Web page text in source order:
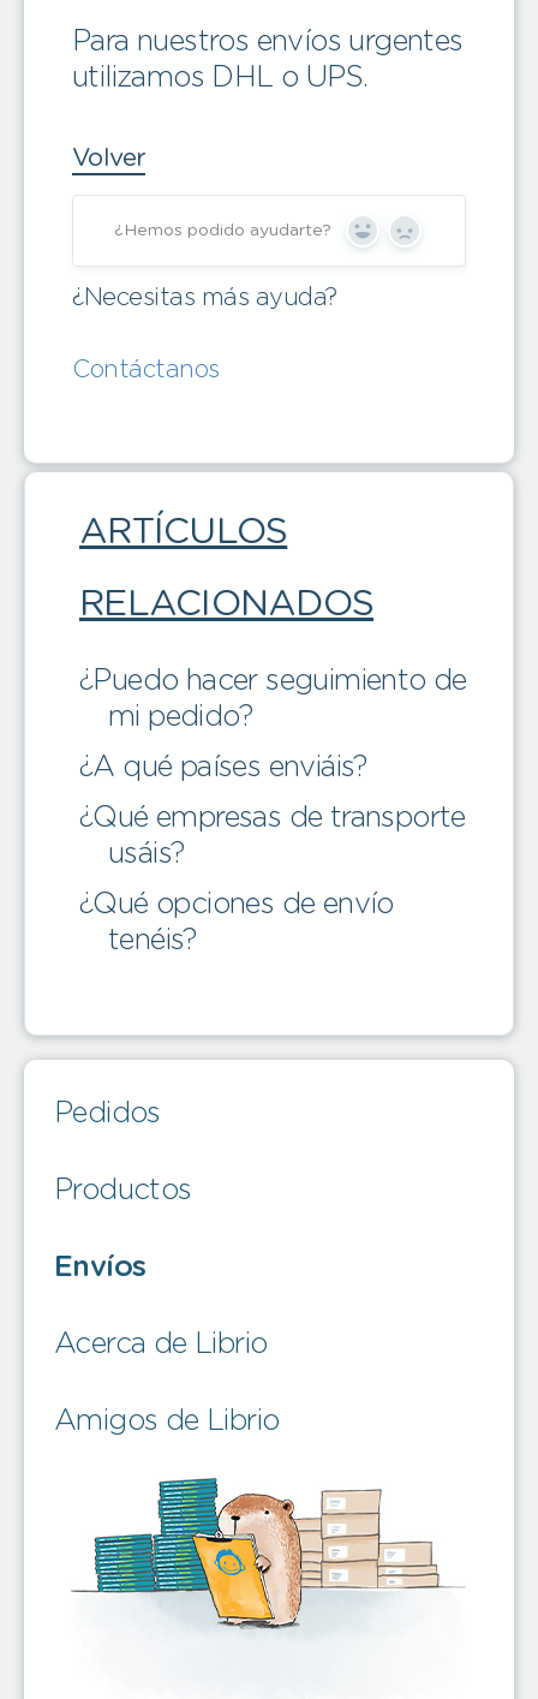
Para nuestros envíos urgentes
utilizamos DHL o UPS.
Volver
¿Hemos podido ayudarte? Yes No
¿Necesitas más ayuda?
Contáctanos
ARTÍCULOS
RELACIONADOS
¿Puedo hacer seguimiento de
mi pedido?
¿A qué países enviáis?
¿Qué empresas de transporte
usáis?
¿Qué opciones de envío
tenéis?
Pedidos
Productos
Envíos
Acerca de Librio
Amigos de Librio